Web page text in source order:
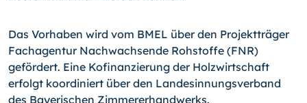
Das Vorhaben wird vom BMEL über den Projektträger
Fachagentur Nachwachsende Rohstoffe (FNR)
gefördert. Eine Kofinanzierung der Holzwirtschaft
erfolgt koordiniert über den Landesinnungsverband
des Bayerischen Zimmererhandwerks.